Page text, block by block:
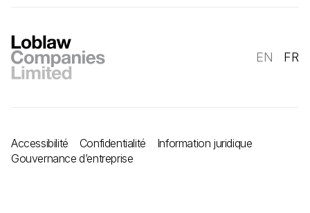
EN FR
Accessibilité Confidentialité
Information juridique
Gouvernance d’entreprise